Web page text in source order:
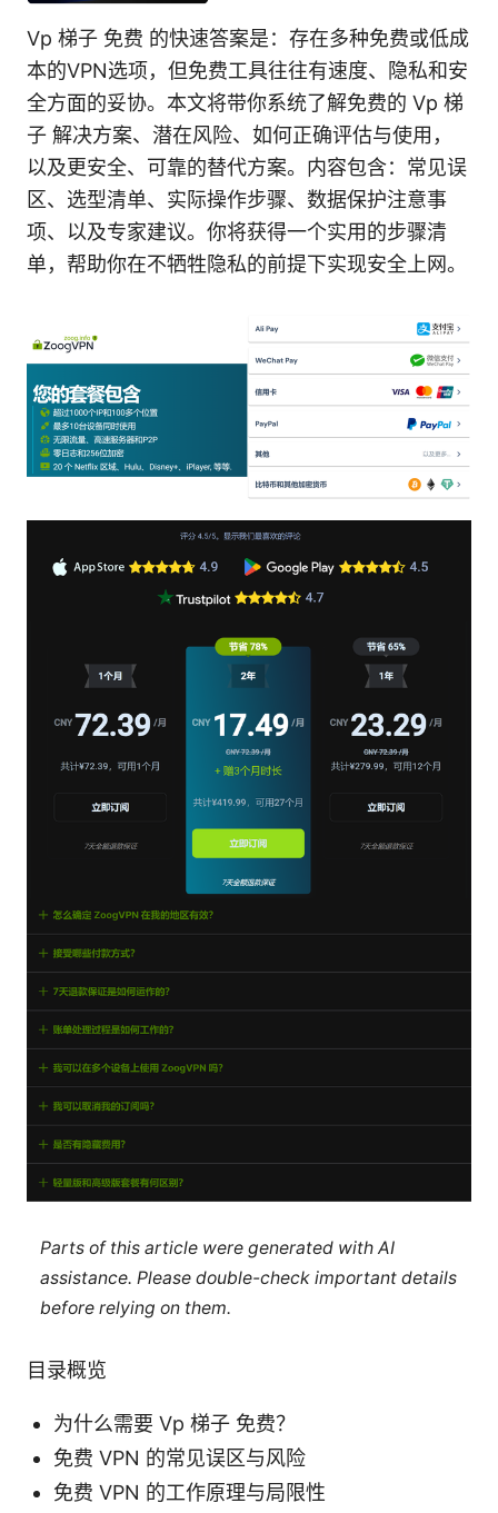
Vp 梯子 免费 的快速答案是：存在多种免费或低成
本的VPN选项，但免费工具往往有速度、隐私和安
全方面的妥协。本文将带你系统了解免费的 Vp 梯
子 解决方案、潜在风险、如何正确评估与使用，
以及更安全、可靠的替代方案。内容包含：常见误
区、选型清单、实际操作步骤、数据保护注意事
项、以及专家建议。你将获得一个实用的步骤清
单，帮助你在不牺牲隐私的前提下实现安全上网。
Parts of this article were generated with AI
assistance. Please double-check important details
before relying on them.
目录概览
为什么需要 Vp 梯子 免费？
免费 VPN 的常见误区与风险
免费 VPN 的工作原理与局限性